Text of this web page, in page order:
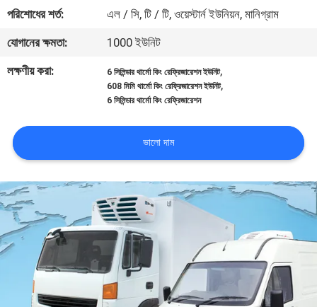
নিয়ন্ত্রণ
আমাদের
খবর
মামলা
সাইট
পরিশোধের শর্ত:
এল / সি, টি / টি, ওয়েস্টার্ন ইউনিয়ন, মানিগ্রাম
যোগানের ক্ষমতা:
1000 ইউনিট
লক্ষণীয় করা:
6 সিলিন্ডার থার্মো কিং রেফ্রিজারেশন ইউনিট,
608 মিমি থার্মো কিং রেফ্রিজারেশন ইউনিট,
6 সিলিন্ডার থার্মো কিং রেফ্রিজারেশন
ভালো দাম